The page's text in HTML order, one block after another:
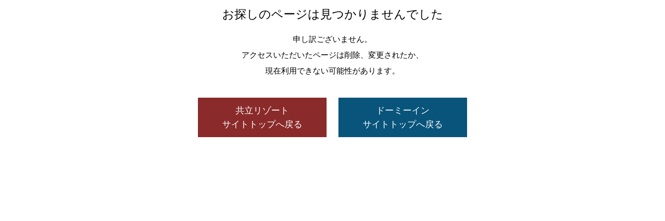
お探しのページは見つかりませんでした
申し訳ございません。
アクセスいただいたページは削除、変更されたか、
現在利用できない可能性があります。
共立リゾート
サイトトップへ戻る
ドーミーイン
サイトトップへ戻る